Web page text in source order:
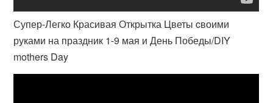
Супер-Легко Красивая Открытка Цветы cвоими
руками на праздник 1-9 мая и День Победы/DIY
mothers Day